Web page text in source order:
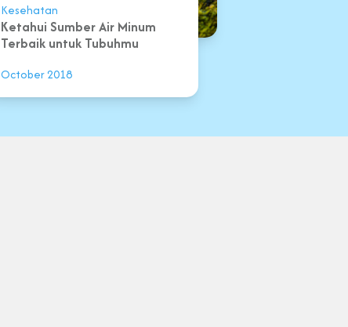
Kesehatan
Ketahui Sumber Air Minum
Terbaik untuk Tubuhmu
October 2018